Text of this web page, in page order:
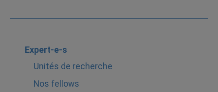
Expert-e-s
Unités de recherche
Nos fellows